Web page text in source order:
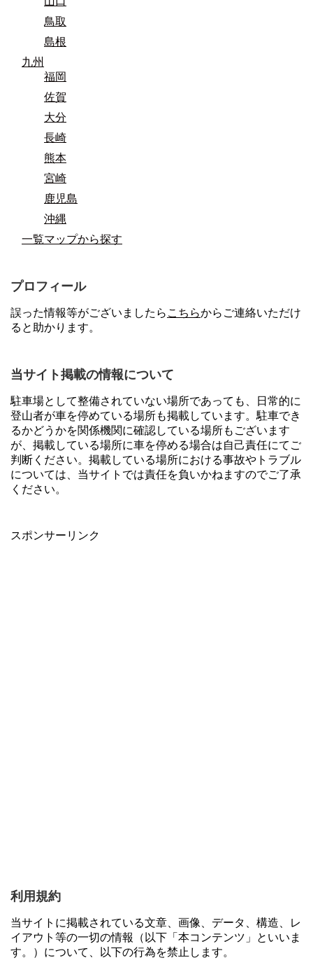
鳥取
島根
九州
福岡
佐賀
大分
長崎
熊本
宮崎
鹿児島
沖縄
一覧マップから探す
プロフィール
誤った情報等がございましたら こちらからご連絡いただけ
ると助かります。
当サイト掲載の情報について
駐車場として整備されていない場所であっても、日常的に
登山者が車を停めている場所も掲載しています。駐車でき
るかどうかを関係機関に確認している場所もございます
が、掲載している場所に車を停める場合は自己責任にてご
判断ください。掲載している場所における事故やトラブル
については、当サイトでは責任を負いかねますのでご了承
ください。
スポンサーリンク
利用規約
当サイトに掲載されている文章、画像、データ、構造、レ
イアウト等の一切の情報（以下「本コンテンツ」といいま
す。）について、以下の行為を禁止します。